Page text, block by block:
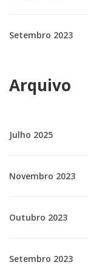
Setembro 2023
Arquivo
Julho 2025
Novembro 2023
Outubro 2023
Setembro 2023